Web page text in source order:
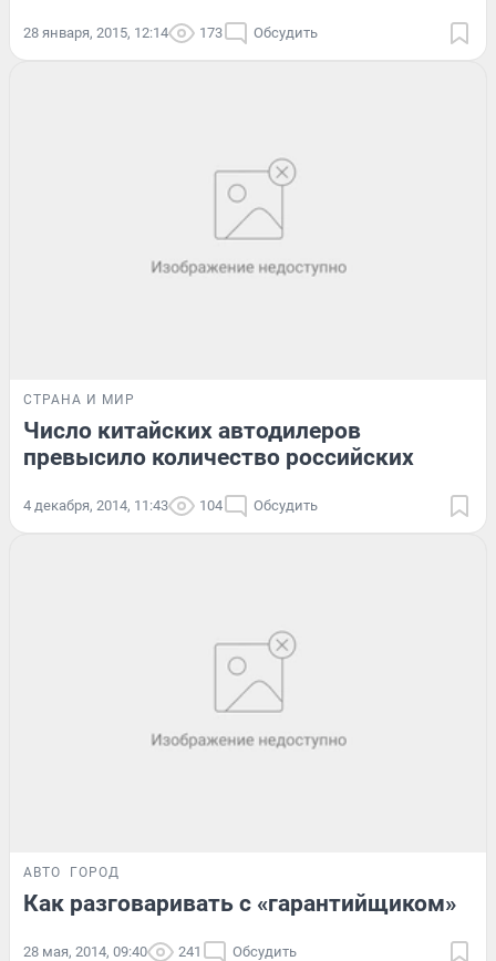
28 января, 2015, 12:14 173 Обсудить
СТРАНА И МИР
Число китайских автодилеров
превысило количество российских
4 декабря, 2014, 11:43 104 Обсудить
АВТО ГОРОД
Как разговаривать с «гарантийщиком»
28 мая, 2014, 09:40 241 Обсудить